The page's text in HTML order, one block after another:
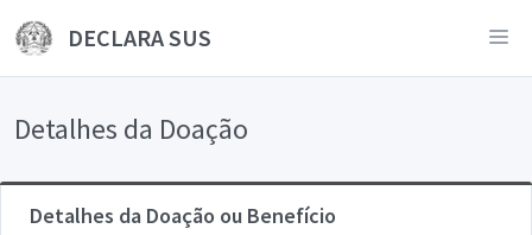
DECLARA SUS
Detalhes da Doação
Detalhes da Doação ou Benefício